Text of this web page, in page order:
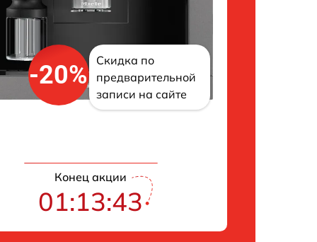
-20%
Скидка по
предварительной
записи на сайте
Конец акции
01:13:42